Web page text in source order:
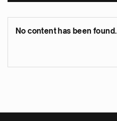
No content has been found.